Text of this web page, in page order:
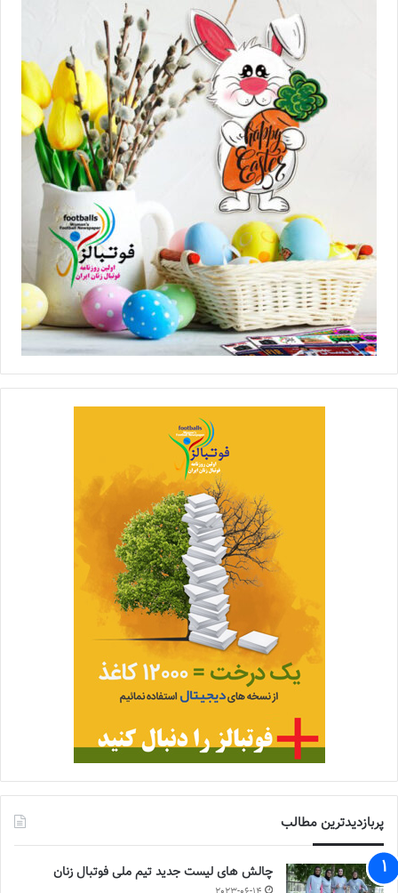
پربازدیدترین مطالب
چالش هاى ليست جدید تيم ملى فوتبال زنان